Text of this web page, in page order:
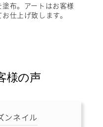
布。アートはお客様
仕上げ致します。
様の声
ンネイル